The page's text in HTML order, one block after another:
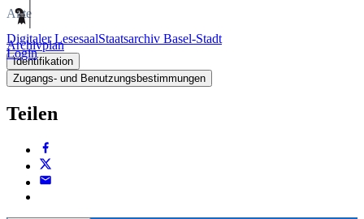
Digitaler LesesaalStaatsarchiv Basel-Stadt
Login
Akte
Archivplan
Identifikation
Zugangs- und Benutzungsbestimmungen
Teilen